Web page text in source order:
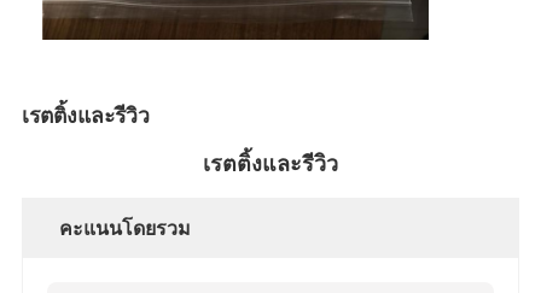
เรตติ้งและรีวิว
เรตติ้งและรีวิว
คะแนนโดยรวม